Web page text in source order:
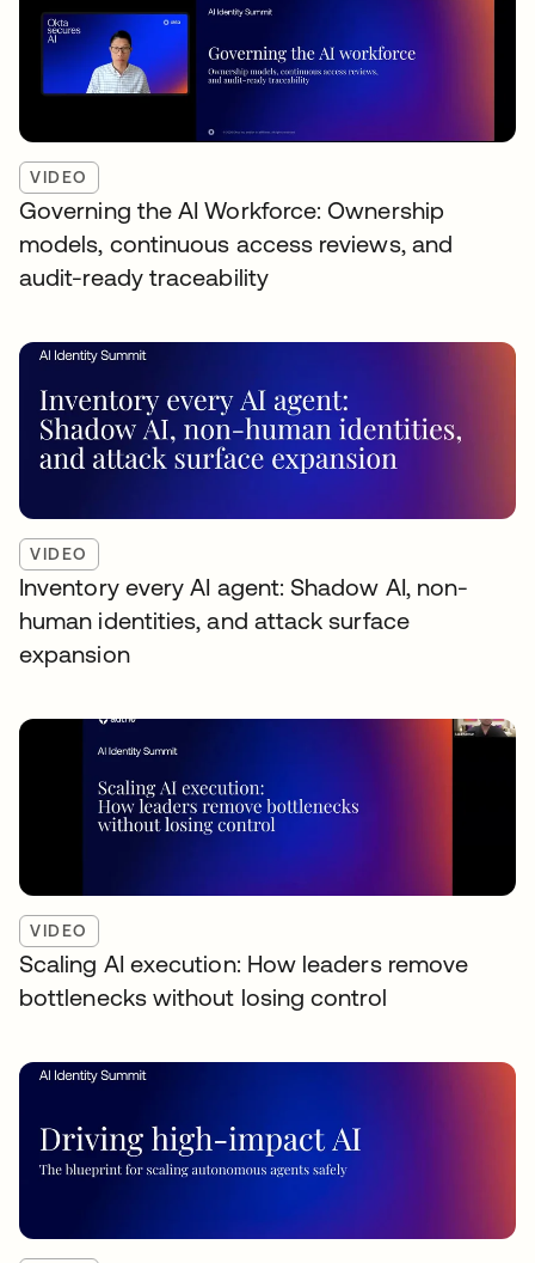
VIDEO
Governing the AI Workforce: Ownership
models, continuous access reviews, and
audit-ready traceability
VIDEO
Inventory every AI agent: Shadow AI, non-
human identities, and attack surface
expansion
VIDEO
Scaling AI execution: How leaders remove
bottlenecks without losing control